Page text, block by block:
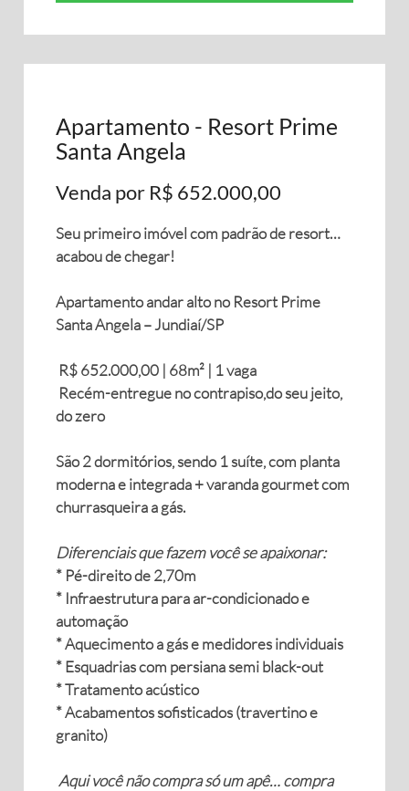
Apartamento - Resort Prime
Santa Angela
Venda por R$ 652.000,00
Seu primeiro imóvel com padrão de resort…
acabou de chegar!
Apartamento andar alto no Resort Prime
Santa Angela – Jundiaí/SP
R$ 652.000,00 | 68m² | 1 vaga
Recém-entregue no contrapiso,do seu jeito,
do zero
São 2 dormitórios, sendo 1 suíte, com planta
moderna e integrada + varanda gourmet com
churrasqueira a gás.
Diferenciais que fazem você se apaixonar:
* Pé-direito de 2,70m
* Infraestrutura para ar-condicionado e
automação
* Aquecimento a gás e medidores individuais
* Esquadrias com persiana semi black-out
* Tratamento acústico
* Acabamentos sofisticados (travertino e
granito)
Aqui você não compra só um apê… compra